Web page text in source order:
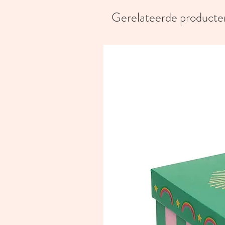
Gerelateerde